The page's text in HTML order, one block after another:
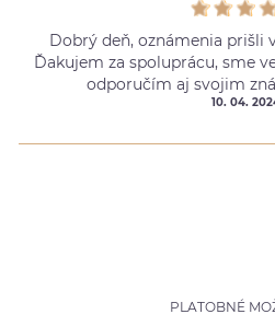
Dobrý deň, oznámenia prišli
Ďakujem za spoluprácu, sme
odporučím aj svojim
10. 04.
PLATOBNÉ